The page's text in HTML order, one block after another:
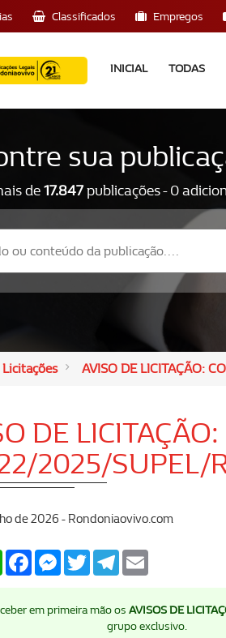
Classificados Empregos
INICIAL TODAS
sua
de17.847publicações - 0
Licitações AVISO DE LICITAÇÃO:
DE
2025/SUPEL/
de 2026 - Rondoniaovivo.com
WhatsAppFacebookMessenger
TwitterTelegram
em primeira mão os AVISOS DE
grupo exclusivo.